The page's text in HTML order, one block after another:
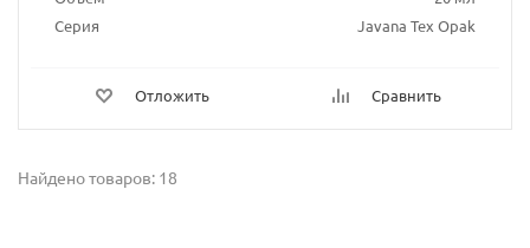
Серия
Javana Tex Opak
Отложить Сравнить
Найдено товаров: 18